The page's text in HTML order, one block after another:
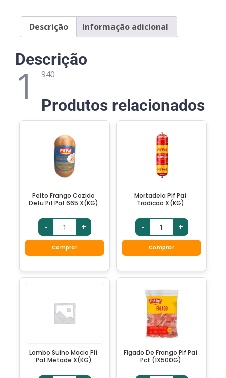
Descrição Informação adicional
Descrição
1 940
Produtos relacionados
Peito Frango Cozido
Defu Pif Paf 665 X(KG)
- +
Comprar
Mortadela Pif Paf
Tradicao X(KG)
- +
Comprar
Lombo Suino Macio Pif
Paf Metade X(KG)
Figado De Frango Pif Paf
Pct (1X500G)